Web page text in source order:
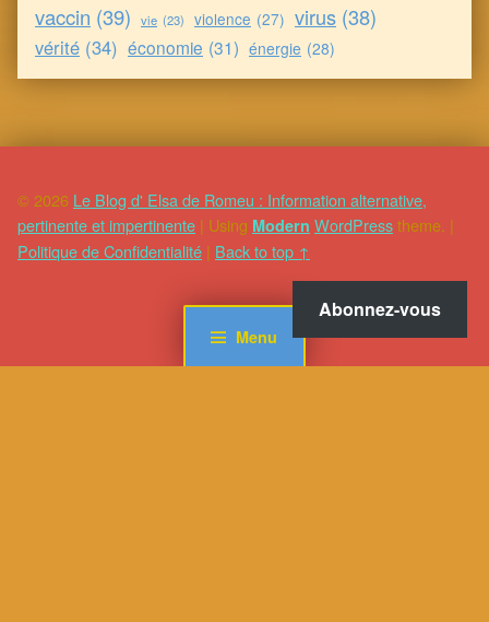
Menu
vaccin (39) vie (23) violence (27) virus (38)
vérité (34) économie (31) énergie (28)
© 2026 Le Blog d' Elsa de Romeu : Information alternative,
pertinente et impertinente | Using Modern WordPresstheme. |
Politique de Confidentialité | Back to top ↑
Abonnez-vous